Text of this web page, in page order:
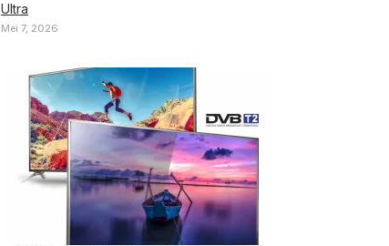
Ultra
Mei 7, 2026